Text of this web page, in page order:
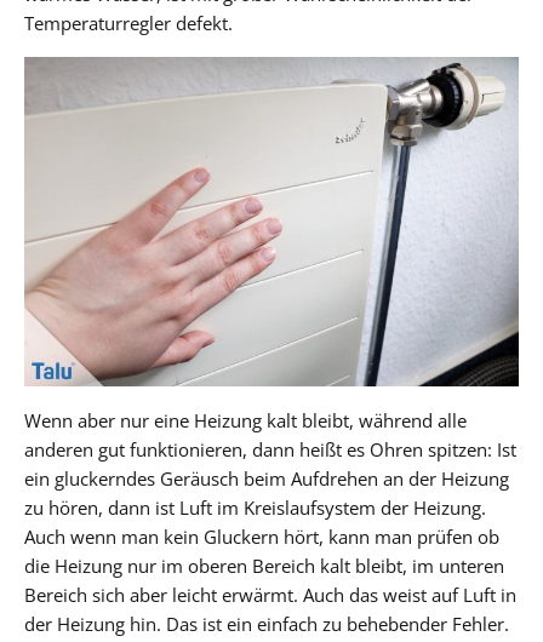
Temperaturregler defekt.
Wenn aber nur eine Heizung kalt bleibt, während alle
anderen gut funktionieren, dann heißt es Ohren spitzen: Ist
ein gluckerndes Geräusch beim Aufdrehen an der Heizung
zu hören, dann ist Luft im Kreislaufsystem der Heizung.
Auch wenn man kein Gluckern hört, kann man prüfen ob
die Heizung nur im oberen Bereich kalt bleibt, im unteren
Bereich sich aber leicht erwärmt. Auch das weist auf Luft in
der Heizung hin. Das ist ein einfach zu behebender Fehler.